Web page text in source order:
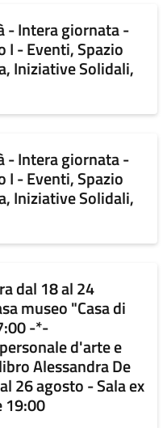
- Intera giornata -
I - Eventi, Spazio
Iniziative Solidali,
- Intera giornata -
I - Eventi, Spazio
Iniziative Solidali,
dal 18 al 24
museo "Casa di
-*-
d'arte e
Alessandra De
26 agosto - Sala ex
19:00